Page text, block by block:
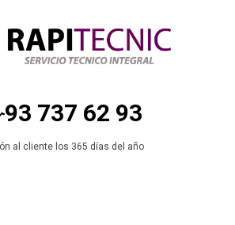
93 737 62 93
al cliente los 365 días del año